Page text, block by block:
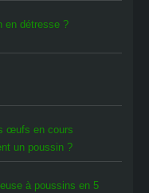
en détresse ?
œufs en cours
un poussin ?
à poussins en 5